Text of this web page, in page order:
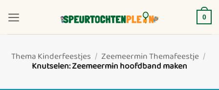
naar
inhoud
0
Thema Kinderfeestjes / Zeemeermin Themafeestje /
Knutselen: Zeemeermin hoofdband maken